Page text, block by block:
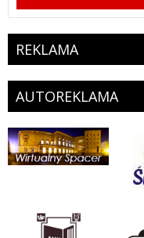
REKLAMA
AUTOREKLAMA